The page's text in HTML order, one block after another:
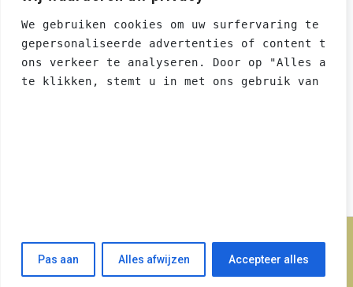
Powered by WebsitePolicies
We gebruiken cookies om uw surfervaring te
gepersonaliseerde advertenties of content te
ons verkeer te analyseren. Door op "Alles
te klikken, stemt u in met ons gebruik van
Pas aan Alles afwijzen Accepteer alles
Proudly powered by WordPress
Theme: moina by ashathemes.